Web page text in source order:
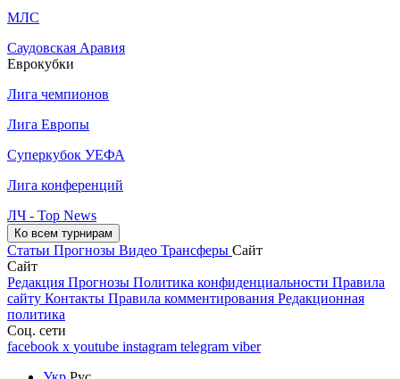
МЛС
Саудовская Аравия
Еврокубки
Лига чемпионов
Лига Европы
Суперкубок УЕФА
Лига конференций
ЛЧ - Top News
Ко всем турнирам
Статьи Прогнозы Видео Трансферы Сайт
Сайт
Редакция Прогнозы Политика конфиденциальности Правила
сайту Контакты Правила комментирования Редакционная
политика
Соц. сети
facebook x youtube instagram telegram viber